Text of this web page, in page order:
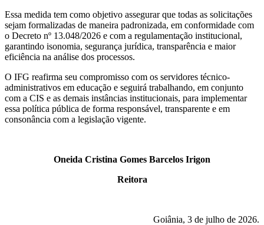
Essa medida tem como objetivo assegurar que todas as solicitações
sejam formalizadas de maneira padronizada, em conformidade com
o Decreto nº 13.048/2026 e com a regulamentação institucional,
garantindo isonomia, segurança jurídica, transparência e maior
eficiência na análise dos processos.
O IFG reafirma seu compromisso com os servidores técnico-
administrativos em educação e seguirá trabalhando, em conjunto
com a CIS e as demais instâncias institucionais, para implementar
essa política pública de forma responsável, transparente e em
consonância com a legislação vigente.
Oneida Cristina Gomes Barcelos Irigon
Reitora
Goiânia, 3 de julho de 2026.